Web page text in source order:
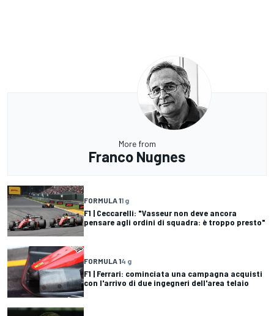
More from
Franco Nugnes
FORMULA 11 g
F1 | Ceccarelli: "Vasseur non deve ancora
pensare agli ordini di squadra: è troppo presto"
FORMULA 14 g
F1 | Ferrari: cominciata una campagna acquisti
con l'arrivo di due ingegneri dell'area telaio